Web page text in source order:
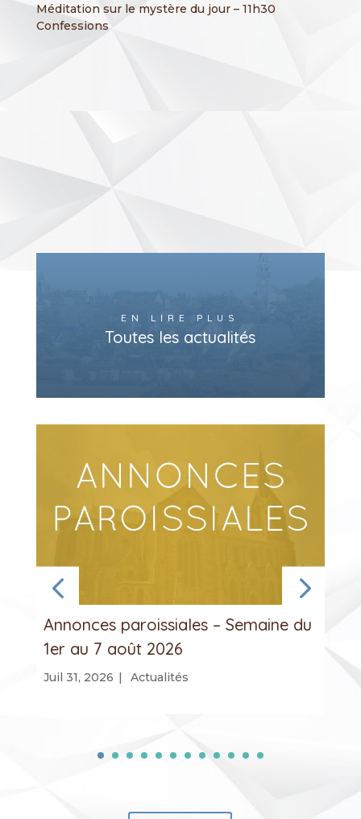
Méditation sur le mystère du jour – 11h30
Confessions
EN LIRE PLUS
Toutes les actualités
Annonces paroissiales – Semaine du
1er au 7 août 2026
Juil 31, 2026 | Actualités